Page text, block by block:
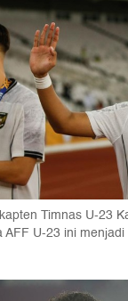
Timnas U-23
AFF U-23 ini